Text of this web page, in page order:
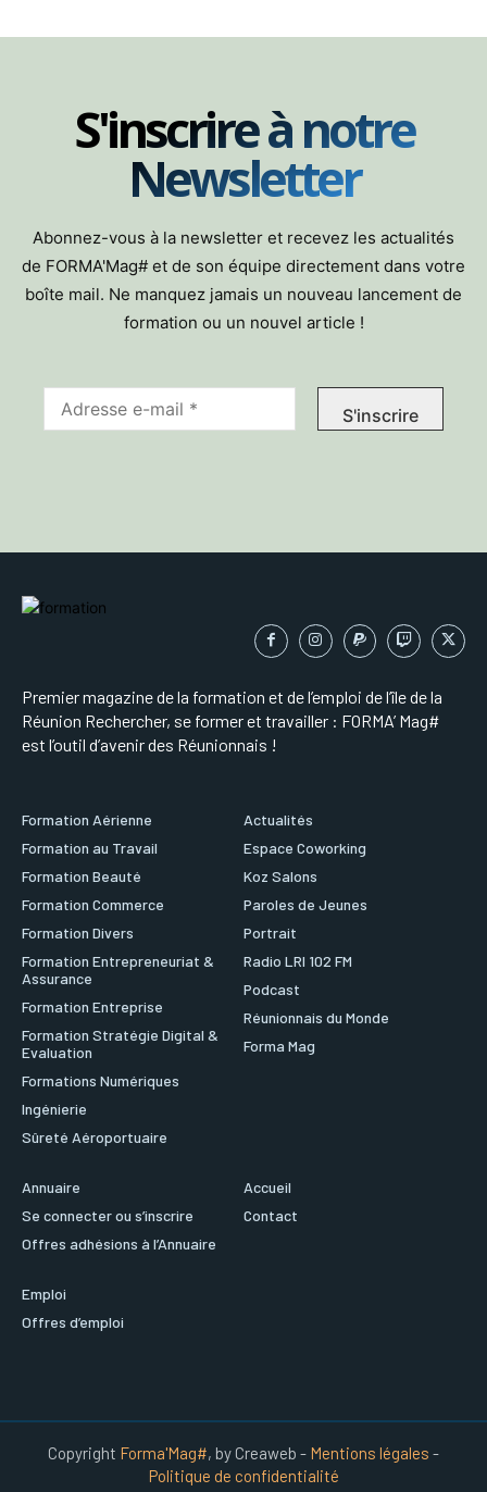
S'inscrire à notre
Newsletter
Abonnez-vous à la newsletter et recevez les actualités
de FORMA'Mag# et de son équipe directement dans votre
boîte mail. Ne manquez jamais un nouveau lancement de
formation ou un nouvel article !
Premier magazine de la formation et de l’emploi de l’île de la
Réunion Rechercher, se former et travailler : FORMA’ Mag#
est l’outil d’avenir des Réunionnais !
Formation Aérienne
Formation au Travail
Formation Beauté
Formation Commerce
Formation Divers
Formation Entrepreneuriat &
Assurance
Formation Entreprise
Formation Stratégie Digital &
Evaluation
Formations Numériques
Ingénierie
Sûreté Aéroportuaire
Actualités
Espace Coworking
Koz Salons
Paroles de Jeunes
Portrait
Radio LRI 102 FM
Podcast
Réunionnais du Monde
Forma Mag
Annuaire
Se connecter ou s’inscrire
Offres adhésions à l’Annuaire
Emploi
Offres d’emploi
Accueil
Contact
Copyright Forma'Mag#, by Creaweb - Mentions légales -
Politique de confidentialité